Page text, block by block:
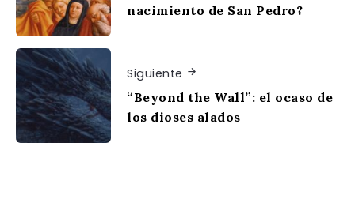
nacimiento de San Pedro?
Siguiente
“Beyond the Wall”: el ocaso de
los dioses alados